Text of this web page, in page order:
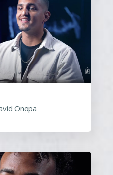
Onopa